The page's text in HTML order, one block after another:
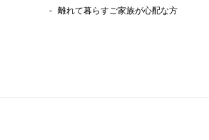
離れて暮らすご家族が心配な方